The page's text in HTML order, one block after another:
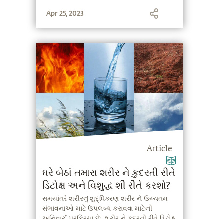
Apr 25, 2023
Article
ઘરે બેઠાં તમારા શરીર ને કુદરતી રીતે
ડિટોક્ષ અને વિશુદ્ધ શી રીતે કરશો?
સમયાંતરે શરીરનું શુદ્ધિકરણ શરીર ને ઉચ્ચતમ
સંભાવનાઓ માટે ઉપલબ્ધ કરાવવા માટેની